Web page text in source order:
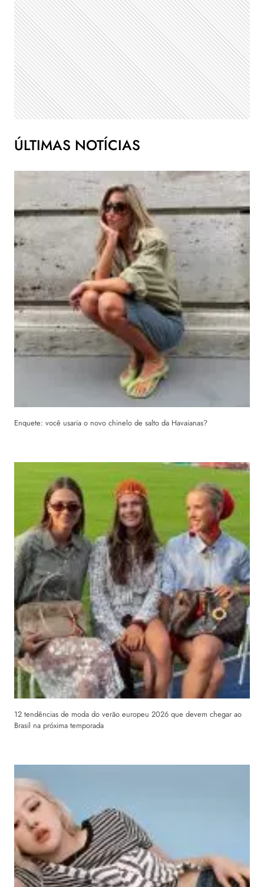
ÚLTIMAS NOTÍCIAS
Enquete: você usaria o novo chinelo de salto da Havaianas?
12 tendências de moda do verão europeu 2026 que devem chegar ao
Brasil na próxima temporada